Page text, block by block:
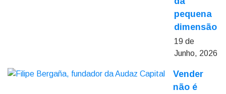
pequena
dimensão
19 de
Junho, 2026
Vender
não é